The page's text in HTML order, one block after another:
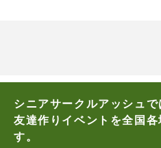
シニアサークルアッシュで
友達作りイベントを全国
す。